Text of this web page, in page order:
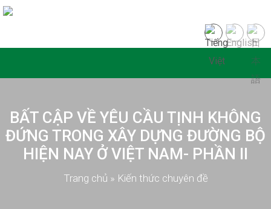
BẤT CẬP VỀ YÊU CẦU TỊNH KHÔNG
ĐỨNG TRONG XÂY DỰNG ĐƯỜNG BỘ
HIỆN NAY Ở VIỆT NAM- PHẦN II
Trang chủ » Kiến thức chuyên đề